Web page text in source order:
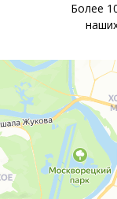
Более
online
Свяжитесь с
мессенджер!